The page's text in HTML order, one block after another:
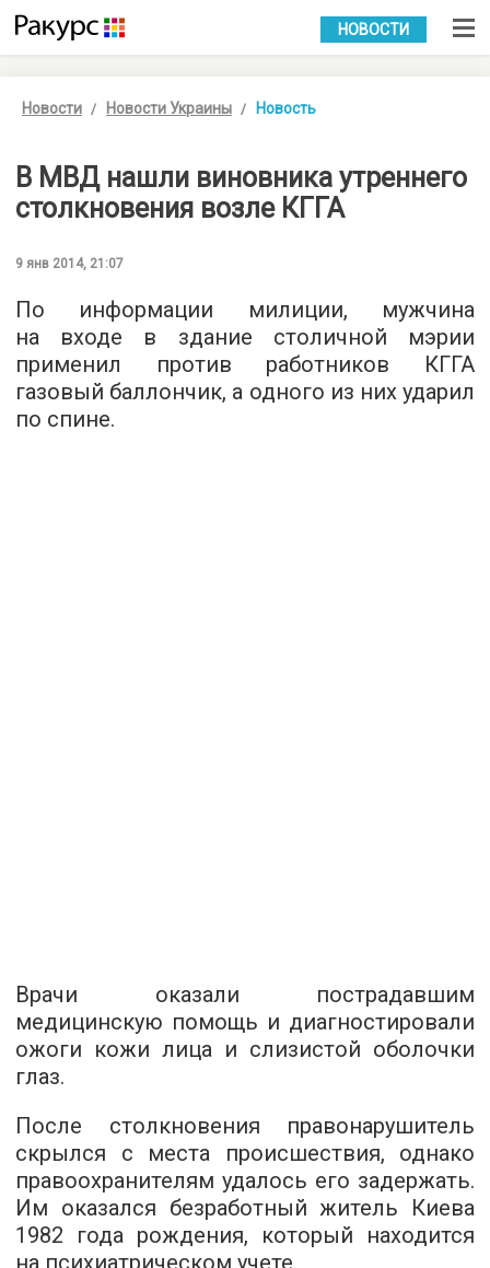
УКР РУС
НОВОСТИ
Новости Новости Украины Новость
В МВД нашли виновника утреннего
столкновения возле КГГА
9 янв 2014, 21:07
По информации милиции, мужчина
на входе в здание столичной мэрии
применил против работников КГГА
газовый баллончик, а одного из них ударил
по спине.
Врачи оказали пострадавшим
медицинскую помощь и диагностировали
ожоги кожи лица и слизистой оболочки
глаз.
После столкновения правонарушитель
скрылся с места происшествия, однако
правоохранителям удалось его задержать.
Им оказался безработный житель Киева
1982 года рождения, который находится
на психиатрическом учете.